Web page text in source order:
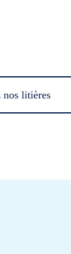
nos litières